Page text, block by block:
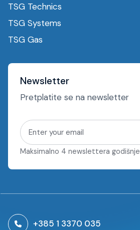
TSG Technics
TSG Systems
TSG Gas
Newsletter
Pretplatite se na newsletter
Maksimalno 4 newslettera godišnje
+385 1 3370 035